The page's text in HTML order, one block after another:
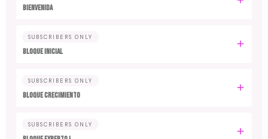
BIENVENIDA
SUBSCRIBERS ONLY
BLOQUE INICIAL
SUBSCRIBERS ONLY
BLOQUE CRECIMIENTO
SUBSCRIBERS ONLY